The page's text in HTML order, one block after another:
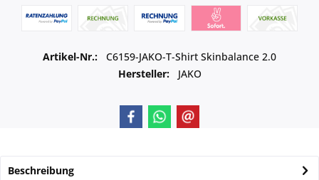
Artikel-Nr.:
C6159-JAKO-T-Shirt Skinbalance 2.0
Hersteller:
JAKO
Beschreibung